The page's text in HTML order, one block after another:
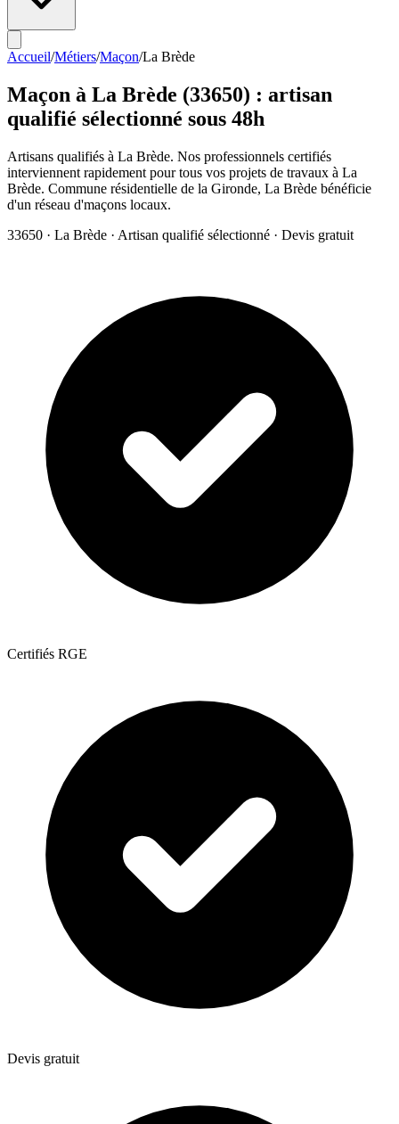
Accueil/Métiers/Maçon/La Brède
Maçon à La Brède (33650) : artisan
qualifié sélectionné sous 48h
Artisans qualifiés à La Brède. Nos professionnels certifiés
interviennent rapidement pour tous vos projets de travaux à La
Brède. Commune résidentielle de la Gironde, La Brède bénéficie
d'un réseau d'maçons locaux.
33650 · La Brède · Artisan qualifié sélectionné · Devis gratuit
Certifiés RGE
Devis gratuit